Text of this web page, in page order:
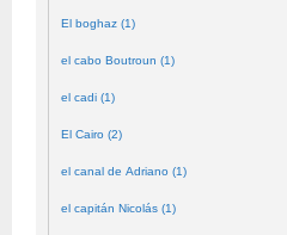
El boghaz (1)
el cabo Boutroun (1)
el cadi (1)
El Cairo (2)
el canal de Adriano (1)
el capitán Nicolás (1)